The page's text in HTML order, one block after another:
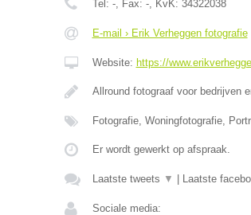
Tel: -, Fax: -, KvK: 34322038
E-mail › Erik Verheggen fotografie
Website: https://
Allround fotograaf voor bedrijven
Fotografie, Woningfotografie,
Er wordt gewerkt op afspraak.
Laatste tweets ▼ Laatste
Sociale media: